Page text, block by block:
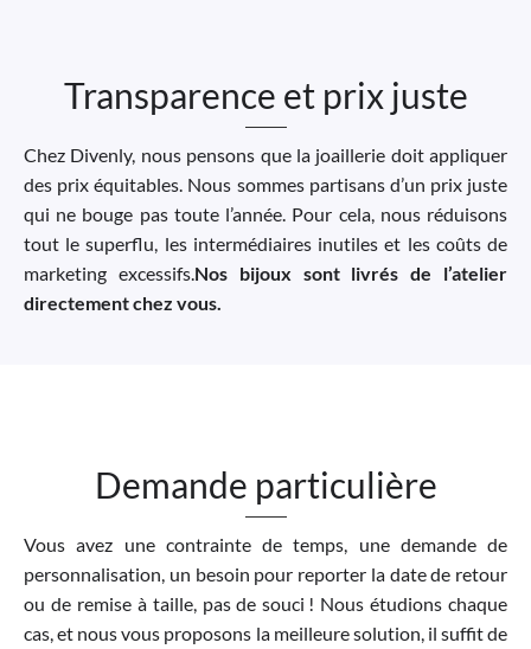
Transparence et prix juste
Chez Divenly, nous pensons que la joaillerie doit appliquer
des prix équitables. Nous sommes partisans d’un prix juste
qui ne bouge pas toute l’année. Pour cela, nous réduisons
tout le superflu, les intermédiaires inutiles et les coûts de
marketing excessifs. Nos bijoux sont livrés de l’atelier
directement chez vous.
Demande particulière
Vous avez une contrainte de temps, une demande de
personnalisation, un besoin pour reporter la date de retour
ou de remise à taille, pas de souci ! Nous étudions chaque
cas, et nous vous proposons la meilleure solution, il suffit de